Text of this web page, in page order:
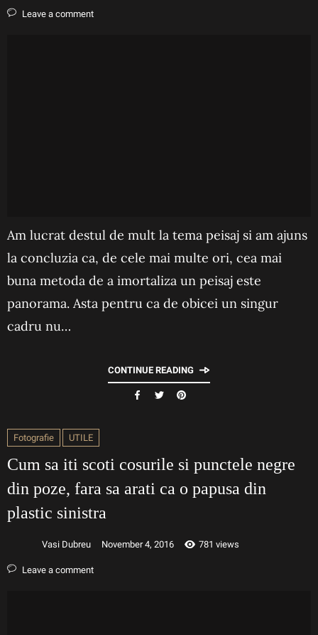
Leave a comment
Am lucrat destul de mult la tema peisaj si am ajuns
la concluzia ca, de cele mai multe ori, cea mai
buna metoda de a imortaliza un peisaj este
panorama. Asta pentru ca de obicei un singur
cadru nu…
CONTINUE READING
Fotografie UTILE
Cum sa iti scoti cosurile si punctele negre
din poze, fara sa arati ca o papusa din
plastic sinistra
Vasi Dubreu November 4, 2016 781 views
Leave a comment